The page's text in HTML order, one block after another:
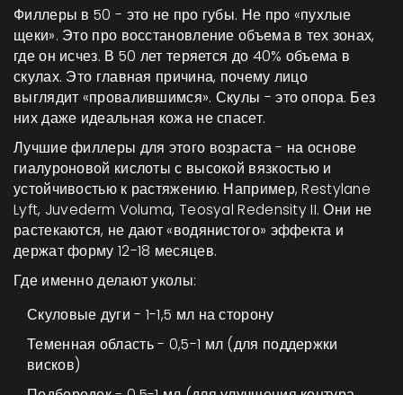
Филлеры в 50 - это не про губы. Не про «пухлые
щеки». Это про восстановление объема в тех зонах,
где он исчез. В 50 лет теряется до 40% объема в
скулах. Это главная причина, почему лицо
выглядит «провалившимся». Скулы - это опора. Без
них даже идеальная кожа не спасет.
Лучшие филлеры для этого возраста - на основе
гиалуроновой кислоты с высокой вязкостью и
устойчивостью к растяжению. Например, Restylane
Lyft, Juvederm Voluma, Teosyal Redensity II. Они не
растекаются, не дают «водянистого» эффекта и
держат форму 12-18 месяцев.
Где именно делают уколы:
Скуловые дуги - 1-1,5 мл на сторону
Теменная область - 0,5-1 мл (для поддержки
висков)